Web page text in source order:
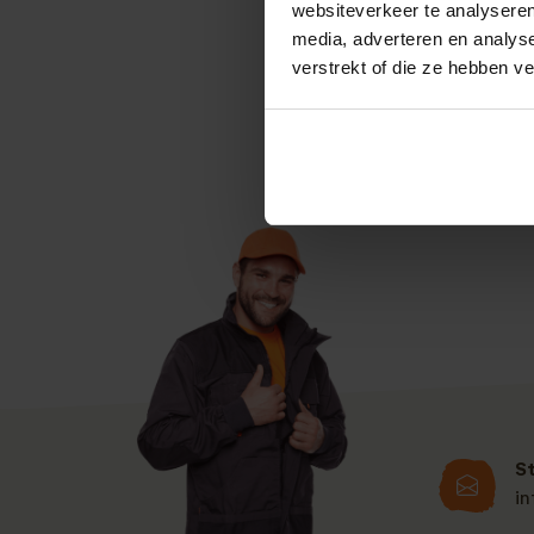
websiteverkeer te
media, adverteren en
verstrekt of die ze hebben
Hoek Montage
slot met
inclusief cilinder